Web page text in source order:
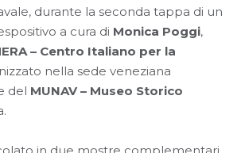
durante la seconda tappa di un
a cura di Monica Poggi,
– Centro Italiano per la
nella sede veneziana
del MUNAV – Museo Storico